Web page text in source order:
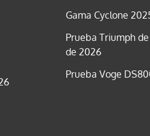
Gama Cyclone
Prueba Triumph
de 2026
Prueba Voge